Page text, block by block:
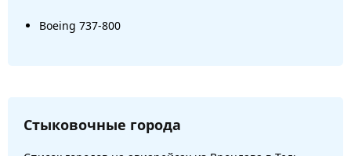
Boeing 737-800
Стыковочные города